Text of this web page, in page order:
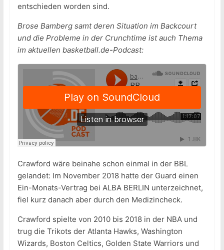
entschieden worden sind.
Brose Bamberg samt deren Situation im Backcourt
und die Probleme in der Crunchtime ist auch Thema
im aktuellen basketball.de-Podcast:
Crawford wäre beinahe schon einmal in der BBL
gelandet: Im November 2018 hatte der Guard einen
Ein-Monats-Vertrag bei ALBA BERLIN unterzeichnet,
fiel kurz danach aber durch den Medizincheck.
Crawford spielte von 2010 bis 2018 in der NBA und
trug die Trikots der Atlanta Hawks, Washington
Wizards, Boston Celtics, Golden State Warriors und